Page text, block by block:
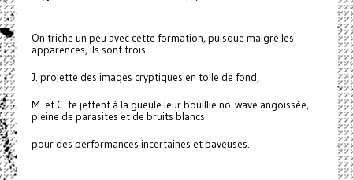
On triche un peu avec cette formation, puisque malgré les
apparences, ils sont trois.
J. projette des images cryptiques en toile de fond,
M. et C. te jettent à la gueule leur bouillie no-wave angoissée,
pleine de parasites et de bruits blancs
pour des performances incertaines et baveuses.